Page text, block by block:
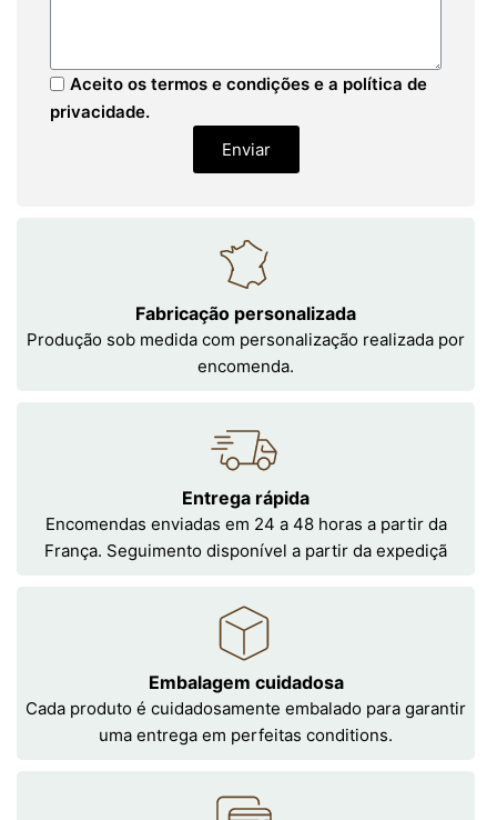
Aceito os termos e condições e a política de
privacidade.
Enviar
Fabricação personalizada
Produção sob medida com personalização realizada por
encomenda.
Entrega rápida
Encomendas enviadas em 24 a 48 horas a partir da
França. Seguimento disponível a partir da expediçã
Embalagem cuidadosa
Cada produto é cuidadosamente embalado para garantir
uma entrega em perfeitas conditions.